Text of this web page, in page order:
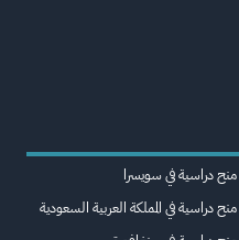
منح دراسية في سويسرا
منح دراسية في المملكة العربية السعودية